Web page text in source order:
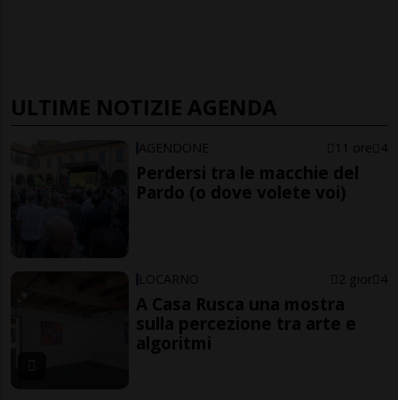
ULTIME NOTIZIE AGENDA
AGENDONE 11 ore 4
Perdersi tra le macchie del
Pardo (o dove volete voi)
LOCARNO 2 gior 4
A Casa Rusca una mostra
sulla percezione tra arte e
algoritmi